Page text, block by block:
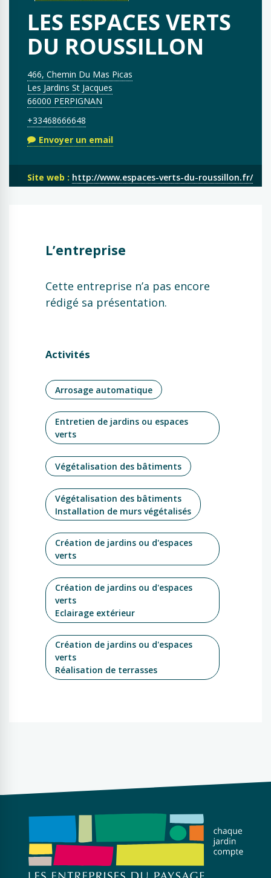
LES ESPACES VERTS
DU ROUSSILLON
466, Chemin Du Mas Picas
Les Jardins St Jacques
66000 PERPIGNAN
+33468666648
Envoyer un email
Site web : http://www.espaces-verts-du-roussillon.fr/
L’entreprise
Cette entreprise n’a pas encore
rédigé sa présentation.
Activités
Arrosage automatique
Entretien de jardins ou espaces
verts
Végétalisation des bâtiments
Végétalisation des bâtiments
Installation de murs végétalisés
Création de jardins ou d'espaces
verts
Création de jardins ou d'espaces
verts
Eclairage extérieur
Création de jardins ou d'espaces
verts
Réalisation de terrasses